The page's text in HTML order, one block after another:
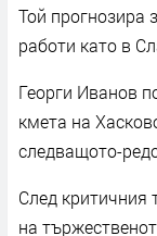
Той прогнозира
работи като в
Георги Иванов
кмета на
следващото-
След критичния
на